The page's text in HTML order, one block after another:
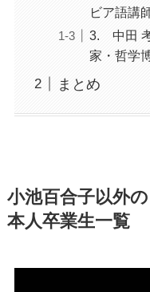
ビア語講
3. 中田
家・哲学
まとめ
小池百合子以外
本人卒業生一覧